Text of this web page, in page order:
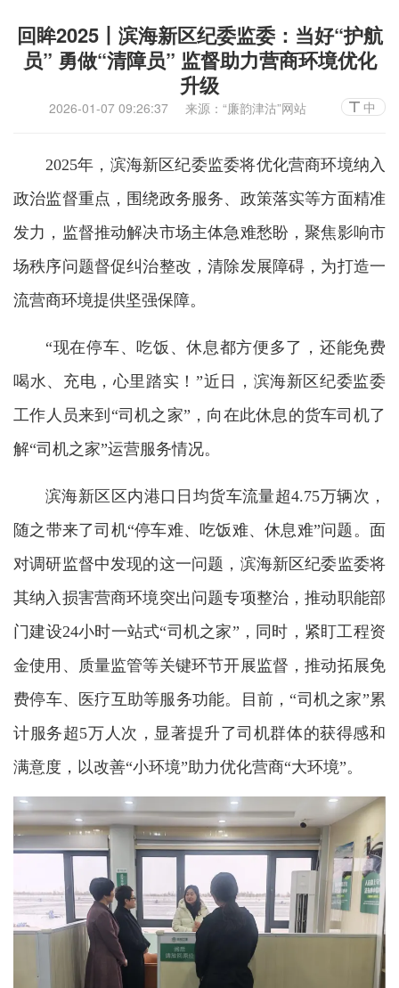
回眸2025丨滨海新区纪委监委：当好“护航
员” 勇做“清障员” 监督助力营商环境优化
升级
2026-01-07 09:26:37 来源：“廉韵津沽”网站 中
2025年，滨海新区纪委监委将优化营商环境纳入
政治监督重点，围绕政务服务、政策落实等方面精准
发力，监督推动解决市场主体急难愁盼，聚焦影响市
场秩序问题督促纠治整改，清除发展障碍，为打造一
流营商环境提供坚强保障。
“现在停车、吃饭、休息都方便多了，还能免费
喝水、充电，心里踏实！”近日，滨海新区纪委监委
工作人员来到“司机之家”，向在此休息的货车司机了
解“司机之家”运营服务情况。
滨海新区区内港口日均货车流量超4.75万辆次，
随之带来了司机“停车难、吃饭难、休息难”问题。面
对调研监督中发现的这一问题，滨海新区纪委监委将
其纳入损害营商环境突出问题专项整治，推动职能部
门建设24小时一站式“司机之家”，同时，紧盯工程资
金使用、质量监管等关键环节开展监督，推动拓展免
费停车、医疗互助等服务功能。目前，“司机之家”累
计服务超5万人次，显著提升了司机群体的获得感和
满意度，以改善“小环境”助力优化营商“大环境”。